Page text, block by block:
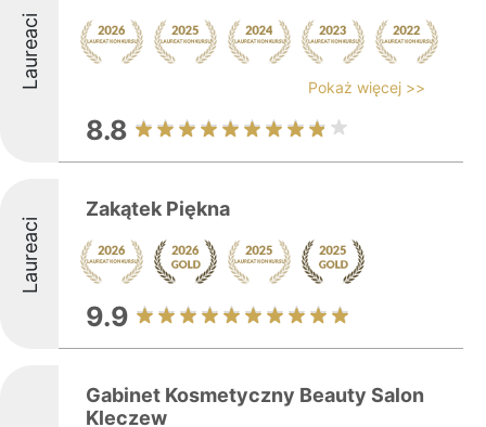
Laureaci Pokaż więcej >>
8.8
Laureaci
Zakątek Piękna
9.9
Gabinet Kosmetyczny Beauty Salon
Kleczew